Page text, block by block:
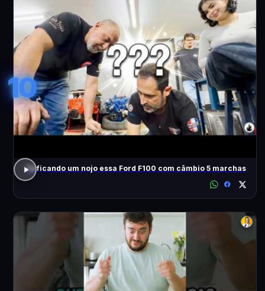
10
Tá ficando um nojo essa Ford F100 com câmbio 5 marchas